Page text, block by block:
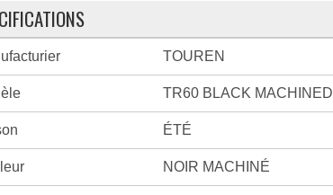
TOUREN
TR60 BLACK MACHINED
ÉTÉ
NOIR MACHINÉ